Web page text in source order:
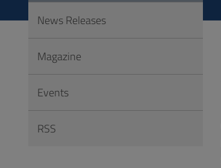
Footer
News Releases
Magazine
Events
RSS